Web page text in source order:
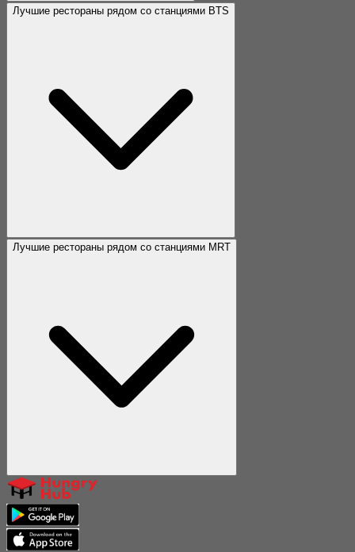
Лучшие рестораны рядом со станциями BTS
Лучшие рестораны рядом со станциями MRT